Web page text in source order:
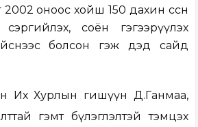
оноос хойш 150 дахин өссөн
соён гэгээрүүлэх
болсон гэж дэд сайд
Их Хурлын гишүүн Д.Ганмаа,
гэмт бүлэглэлтэй тэмцэх